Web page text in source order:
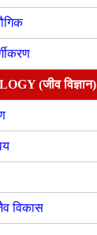
(जीव विज्ञान)
विकास